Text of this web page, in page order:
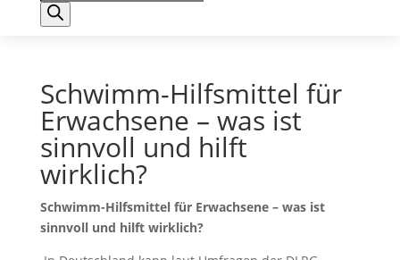
search
Schwimm-Hilfsmittel für
Erwachsene – was ist
sinnvoll und hilft
wirklich?
Schwimm-Hilfsmittel für Erwachsene – was ist
sinnvoll und hilft wirklich?